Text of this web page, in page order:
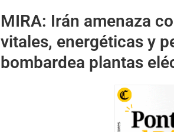
MIRA: Irán amenaza
vitales, energéticas y
bombardea plantas